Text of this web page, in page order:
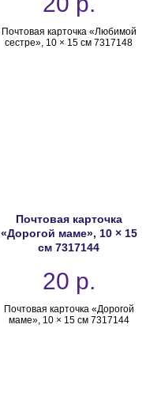
Почтовая карточка «Любимой
сестре», 10 × 15 см 7317148
Почтовая карточка
«Дорогой маме», 10 × 15
см 7317144
20 р.
Почтовая карточка «Дорогой
маме», 10 × 15 см 7317144